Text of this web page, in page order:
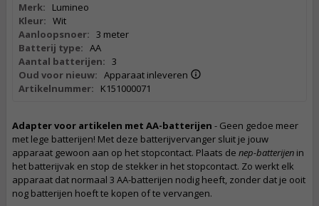
Merk:
Lumineo
Kleur: Wit
Aanloopsnoer: 3 meter
Batterij type: AA
Aantal batterijen: 3
Oud voor nieuw: Apparaat inleveren
Artikelnummer:
K151000071
Adapter voor artikelen met AA-batterijen - Geen gedoe meer
met lege batterijen! Met deze batterijvervanger sluit je jouw
apparaat gewoon aan op het stopcontact. Plaats de nep-batterijen in
het batterijvak en stop de stekker in het stopcontact. Zo werkt elk
apparaat dat normaal 3 AA-batterijen nodig heeft, zonder dat je ooit
nog batterijen hoeft te kopen of te vervangen.